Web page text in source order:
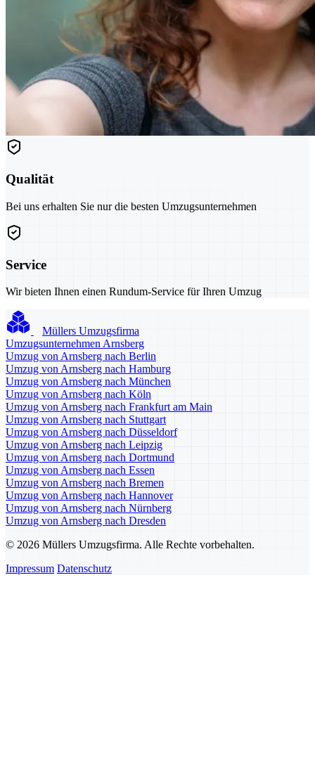
Qualität
Bei uns erhalten Sie nur die besten Umzugsunternehmen
Service
Wir bieten Ihnen einen Rundum-Service für Ihren Umzug
Müllers Umzugsfirma
Umzugsunternehmen Arnsberg
Umzug von Arnsberg nach Berlin
Umzug von Arnsberg nach Hamburg
Umzug von Arnsberg nach München
Umzug von Arnsberg nach Köln
Umzug von Arnsberg nach Frankfurt am Main
Umzug von Arnsberg nach Stuttgart
Umzug von Arnsberg nach Düsseldorf
Umzug von Arnsberg nach Leipzig
Umzug von Arnsberg nach Dortmund
Umzug von Arnsberg nach Essen
Umzug von Arnsberg nach Bremen
Umzug von Arnsberg nach Hannover
Umzug von Arnsberg nach Nürnberg
Umzug von Arnsberg nach Dresden
© 2026 Müllers Umzugsfirma. Alle Rechte vorbehalten.
Impressum Datenschutz